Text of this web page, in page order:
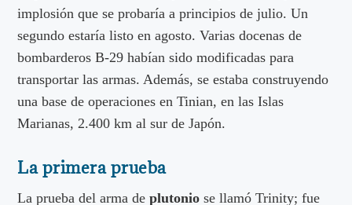
implosión que se probaría a principios de julio. Un
segundo estaría listo en agosto. Varias docenas de
bombarderos B-29 habían sido modificadas para
transportar las armas. Además, se estaba construyendo
una base de operaciones en Tinian, en las Islas
Marianas, 2.400 km al sur de Japón.
La primera prueba
La prueba del arma deplutoniose llamó Trinity; fue